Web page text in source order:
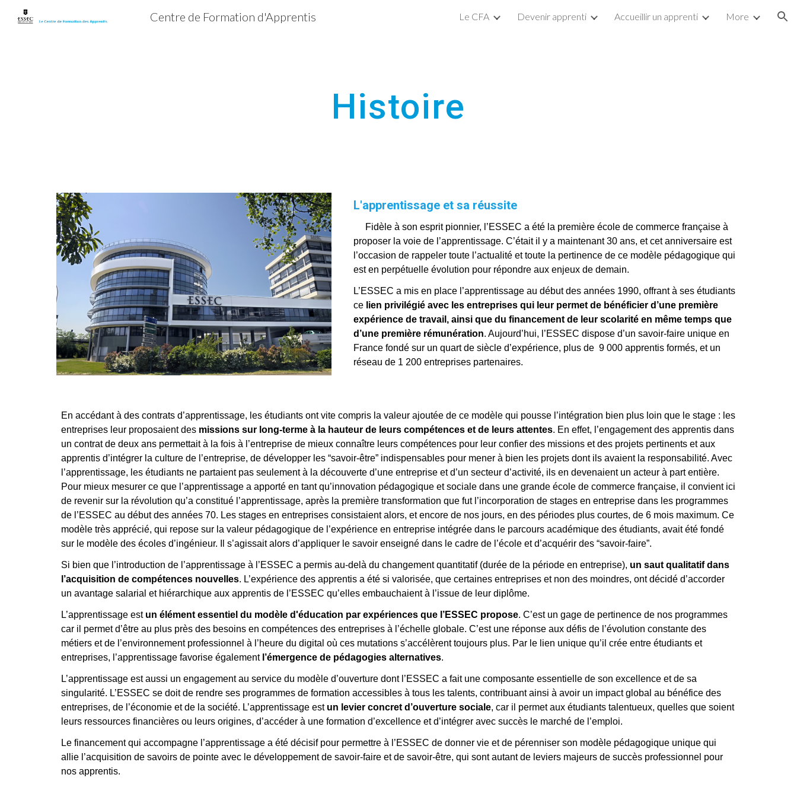
Skip to main content Skip to navigation
Centre de Formation d'Apprentis Le CFA Devenir apprenti Accueillir un apprenti More
Histoire
L'apprentissage et sa réussite
Fidèle à son esprit pionnier, l’ESSEC a été la première école de commerce française à
proposer la voie de l’apprentissage. C’était il y a maintenant30 ans, et cet anniversaire est
l’occasion de rappeler toute l’actualité et toute la pertinence de ce modèle pédagogique qui
est en perpétuelle évolution pour répondre aux enjeux de demain.
L’ESSEC a mis en place l’apprentissage au début des années 1990, offrant à ses étudiants
ce lien privilégié avec les entreprises qui leur permet de bénéficier d’une première
expérience de travail, ainsi que du financement de leur scolarité en même temps que
d’une première rémunération. Aujourd’hui, l’ESSEC dispose d’un savoir-faire unique en
France fondé sur un quart de siècle d’expérience, plus de 9 000 apprentis formés, et un
réseau de 1 200 entreprises partenaires.
En accédant à des contrats d’apprentissage, les étudiants ont vite compris la valeur ajoutée de ce modèle qui pousse l’intégration bien plus loin que le stage : les
entreprises leur proposaient des missions sur long-terme à la hauteur de leurs compétences et de leurs attentes. En effet, l’engagement des apprentis dans
un contrat de deux ans permettait à la fois à l’entreprise de mieux connaître leurs compétences pour leur confier des missions et des projets pertinents et aux
apprentis d’intégrer la culture de l’entreprise, de développer les “savoir-être” indispensables pour mener à bien les projets dont ils avaient la responsabilité. Avec
l’apprentissage, les étudiants ne partaient pas seulement à la découverte d’une entreprise et d’un secteur d’activité, ils en devenaient un acteur à part entière.
Pour mieux mesurer ce que l’apprentissage a apporté en tant qu’innovation pédagogique et sociale dans une grande école de commerce française, il convient ici
de revenir sur la révolution qu’a constitué l’apprentissage, après la première transformation que fut l’incorporation de stages en entreprise dans les programmes
de l’ESSEC au début des années 70. Les stages en entreprises consistaient alors, et encore de nos jours, en des périodes plus courtes, de 6 mois maximum. Ce
modèle très apprécié, qui repose sur la valeur pédagogique de l’expérience en entreprise intégrée dans le parcours académique des étudiants, avait été fondé
sur le modèle des écoles d’ingénieur. Il s’agissait alors d’appliquer le savoir enseigné dans le cadre de l’école et d’acquérir des “savoir-faire”.
Si bien que l’introduction de l’apprentissage à l’ESSEC a permis au-delà du changement quantitatif (durée de la période en entreprise), un saut qualitatif dans
l’acquisition de compétences nouvelles. L’expérience des apprentis a été si valorisée, que certaines entreprises et non des moindres, ont décidé d’accorder
un avantage salarial et hiérarchique aux apprentis de l’ESSEC qu’elles embauchaient à l’issue de leur diplôme.
L’apprentissage est un élément essentiel du modèle d'éducation par expériences que l’ESSEC propose. C’est un gage de pertinence de nos programmes
car il permet d’être au plus près des besoins en compétences des entreprises à l’échelle globale. C’est une réponse aux défis de l’évolution constante des
métiers et de l’environnement professionnel à l’heure du digital où ces mutations s’accélèrent toujours plus. Par le lien unique qu’il crée entre étudiants et
entreprises, l’apprentissage favorise également l’émergence de pédagogies alternatives.
L’apprentissage est aussi un engagement au service du modèle d’ouverture dont l’ESSEC a fait une composante essentielle de son excellence et de sa
singularité. L’ESSEC se doit de rendre ses programmes de formation accessibles à tous les talents, contribuant ainsi à avoir un impact global au bénéfice des
entreprises, de l’économie et de la société. L’apprentissage est un levier concret d’ouverture sociale, car il permet aux étudiants talentueux, quelles que soient
leurs ressources financières ou leurs origines, d’accéder à une formation d’excellence et d’intégrer avec succès le marché de l’emploi.
Le financement qui accompagne l’apprentissage a été décisif pour permettre à l’ESSEC de donner vie et de pérenniser son modèle pédagogique unique qui
allie l’acquisition de savoirs de pointe avec le développement de savoir-faire et de savoir-être, qui sont autant de leviers majeurs de succès professionnel pour
nos apprentis.